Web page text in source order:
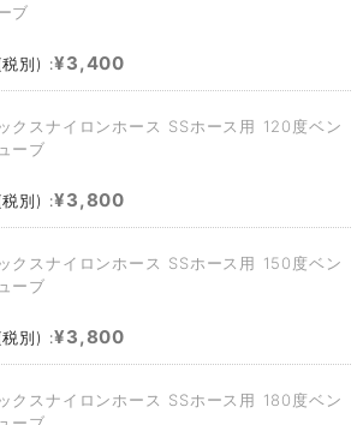
ブ
別) :¥3,400
クスナイロンホース SSホース用 120度ベン
ーブ
別) :¥3,800
クスナイロンホース SSホース用 150度ベン
ーブ
別) :¥3,800
クスナイロンホース SSホース用 180度ベン